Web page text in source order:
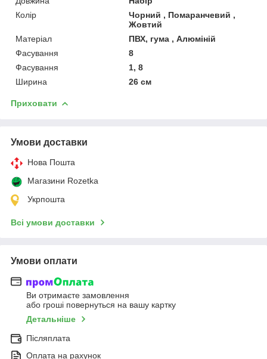
Колір
Чорний , Помаранчевий ,
Жовтий
Матеріал
ПВХ, гума , Алюміній
Фасування
8
Фасування
1, 8
Ширина
26 см
Приховати
Умови доставки
Нова Пошта
Магазини Rozetka
Укрпошта
Всі умови доставки
Умови оплати
Ви отримаєте замовлення
або гроші повернуться на вашу картку
Детальніше
Післяплата
Оплата на рахунок